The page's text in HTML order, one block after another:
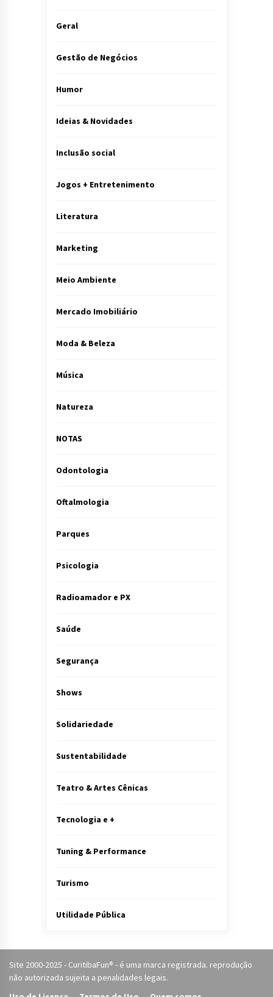
Geral
Gestão de Negócios
Humor
Ideias & Novidades
Inclusão social
Jogos + Entretenimento
Literatura
Marketing
Meio Ambiente
Mercado Imobiliário
Moda & Beleza
Música
Natureza
NOTAS
Odontologia
Oftalmologia
Parques
Psicologia
Radioamador e PX
Saúde
Segurança
Shows
Solidariedade
Sustentabilidade
Teatro & Artes Cênicas
Tecnologia e +
Tuning & Performance
Turismo
Utilidade Pública
Site 2000-2025 - CuritibaFun® - é uma marca registrada. reprodução
não autorizada sujeita a penalidades legais.